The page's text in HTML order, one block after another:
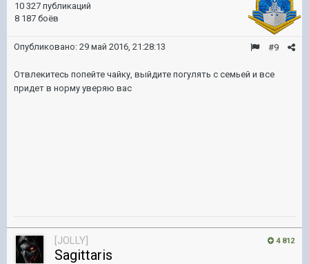
10 327 публикаций
8 187 боёв
#9
Опубликовано: 29 май 2016, 21:28:13
Отвлекитесь попейте чайку, выйдите погулять с семьей и все
придет в норму уверяю вас
4 812
[JOLLY]
Sagittaris